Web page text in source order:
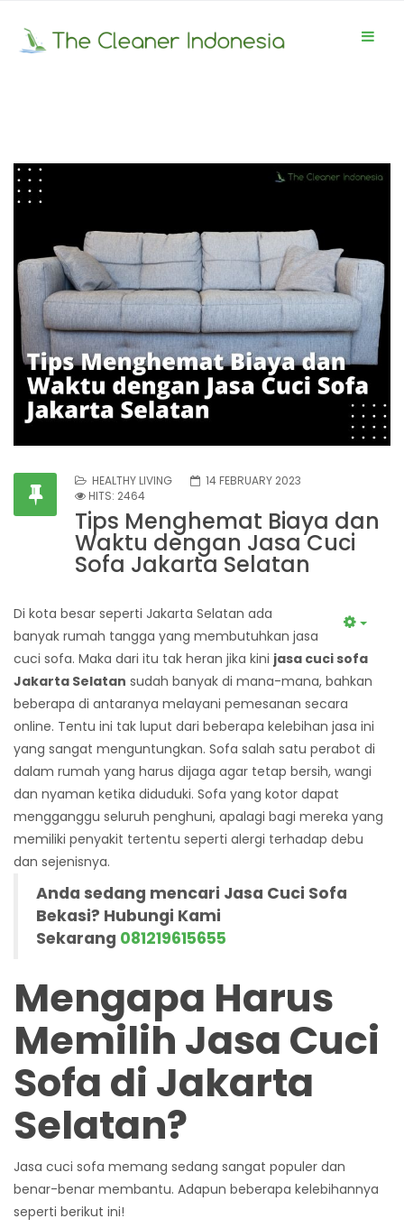
HEALTHY LIVING
14 FEBRUARY 2023
HITS: 2464
Tips Menghemat Biaya dan
Waktu dengan Jasa Cuci
Sofa Jakarta Selatan
Di kota besar seperti Jakarta Selatan ada
banyak rumah tangga yang membutuhkan jasa
cuci sofa. Maka dari itu tak heran jika kini jasa cuci sofa
Jakarta Selatan sudah banyak di mana-mana, bahkan
beberapa di antaranya melayani pemesanan secara
online. Tentu ini tak luput dari beberapa kelebihan jasa ini
yang sangat menguntungkan. Sofa salah satu perabot di
dalam rumah yang harus dijaga agar tetap bersih, wangi
dan nyaman ketika diduduki. Sofa yang kotor dapat
mengganggu seluruh penghuni, apalagi bagi mereka yang
memiliki penyakit tertentu seperti alergi terhadap debu
dan sejenisnya.
Anda sedang mencari Jasa Cuci Sofa
Bekasi? Hubungi Kami
Sekarang 081219615655
Mengapa Harus
Memilih Jasa Cuci
Sofa di Jakarta
Selatan?
Jasa cuci sofa memang sedang sangat populer dan
benar-benar membantu. Adapun beberapa kelebihannya
seperti berikut ini!